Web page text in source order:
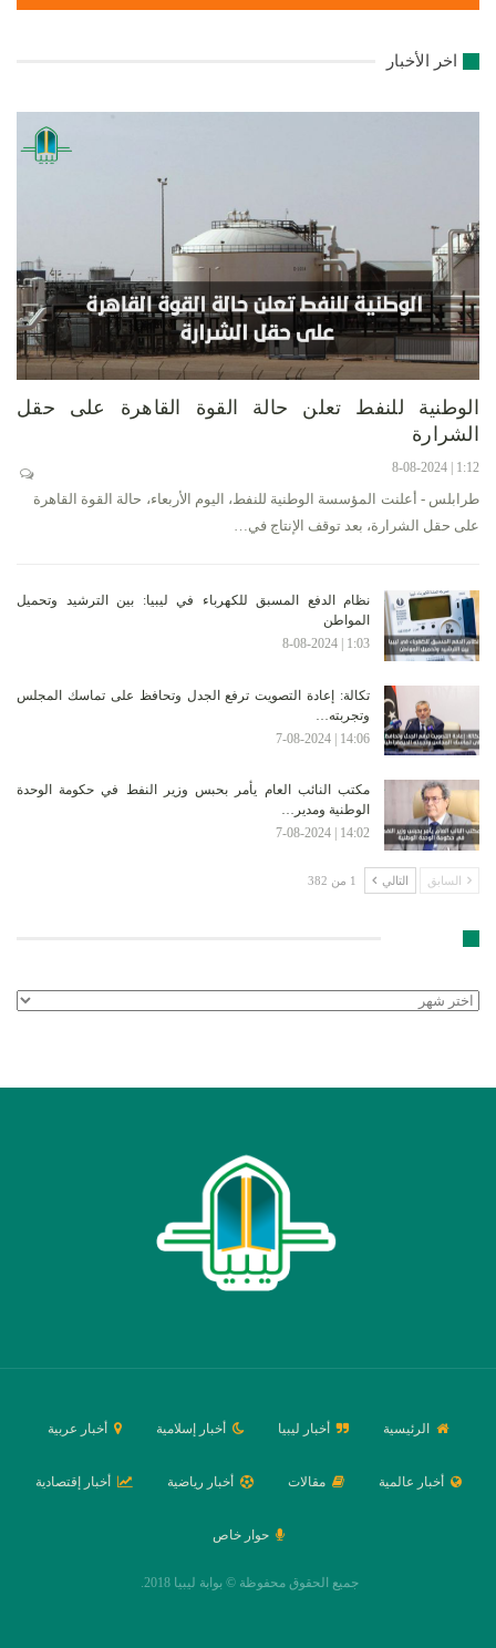
اخر الأخبار
الوطنية للنفط تعلن حالة القوة القاهرة على حقل
الشرارة
1:12 | 8-08-2024
طرابلس - أعلنت المؤسسة الوطنية للنفط، اليوم الأربعاء، حالة القوة القاهرة
على حقل الشرارة، بعد توقف الإنتاج في…
نظام الدفع المسبق للكهرباء في ليبيا: بين الترشيد وتحميل
المواطن
1:03 | 8-08-2024
تكالة: إعادة التصويت ترفع الجدل وتحافظ على تماسك المجلس
وتجربته…
14:06 | 7-08-2024
مكتب النائب العام يأمر بحبس وزير النفط في حكومة الوحدة
الوطنية ومدير…
14:02 | 7-08-2024
السابق التالي 1 من 382
الأرشيف
الرئيسية أخبار ليبيا أخبار إسلامية أخبار عربية
أخبار عالمية مقالات أخبار رياضية أخبار إقتصادية
حوار خاص
جميع الحقوق محفوظة © بوابة ليبيا 2018.